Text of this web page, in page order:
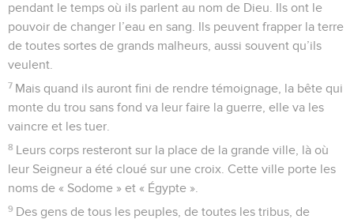
pendant le temps où ils parlent au nom de Dieu. Ils ont le
pouvoir de changer l’eau en sang. Ils peuvent frapper la terre
de toutes sortes de grands malheurs, aussi souvent qu’ils
veulent.
7 Mais quand ils auront fini de rendre témoignage, la bête qui
monte du trou sans fond va leur faire la guerre, elle va les
vaincre et les tuer.
8 Leurs corps resteront sur la place de la grande ville, là où
leur Seigneur a été cloué sur une croix. Cette ville porte les
noms de « Sodome » et « Égypte ».
9 Des gens de tous les peuples, de toutes les tribus, de